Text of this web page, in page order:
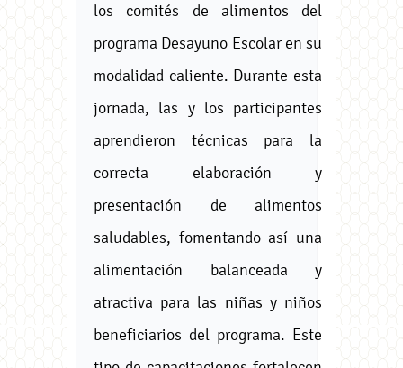
los comités de alimentos del
programa Desayuno Escolar en su
modalidad caliente. Durante esta
jornada, las y los participantes
aprendieron técnicas para la
correcta elaboración y
presentación de alimentos
saludables, fomentando así una
alimentación balanceada y
atractiva para las niñas y niños
beneficiarios del programa. Este